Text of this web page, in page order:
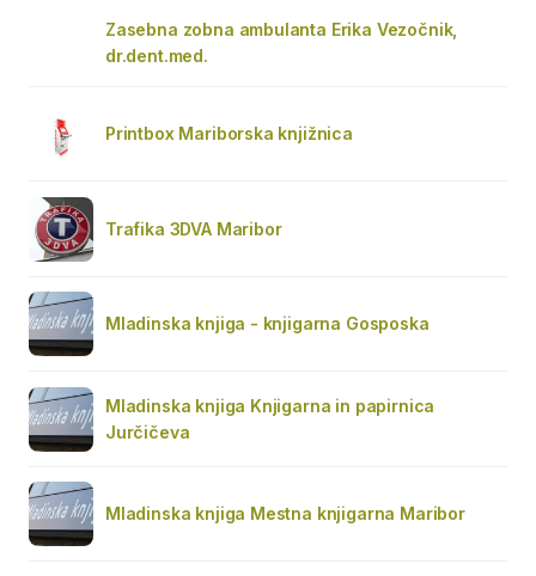
Zasebna zobna ambulanta Erika Vezočnik,
dr.dent.med.
Printbox Mariborska knjižnica
Trafika 3DVA Maribor
Mladinska knjiga - knjigarna Gosposka
Mladinska knjiga Knjigarna in papirnica
Jurčičeva
Mladinska knjiga Mestna knjigarna Maribor